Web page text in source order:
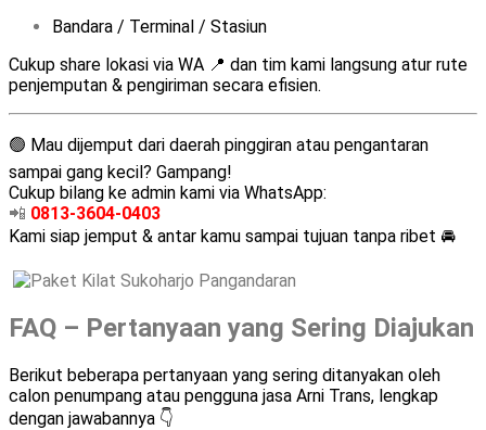
Bandara / Terminal / Stasiun
Cukup share lokasi via WA 📍 dan tim kami langsung atur rute
penjemputan & pengiriman secara efisien.
🟢 Mau dijemput dari daerah pinggiran atau pengantaran
sampai gang kecil? Gampang!
Cukup bilang ke admin kami via WhatsApp:
📲 0813-3604-0403
Kami siap jemput & antar kamu sampai tujuan tanpa ribet 🚘
FAQ – Pertanyaan yang Sering Diajukan
Berikut beberapa pertanyaan yang sering ditanyakan oleh
calon penumpang atau pengguna jasa Arni Trans, lengkap
dengan jawabannya 👇